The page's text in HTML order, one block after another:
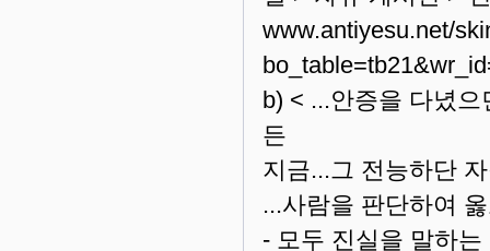
www.antiyesu.net/
b) < ...안증을 다녔
든
지금...그 전능하단
...사람을 판단하여
- 모두 진실을 말하